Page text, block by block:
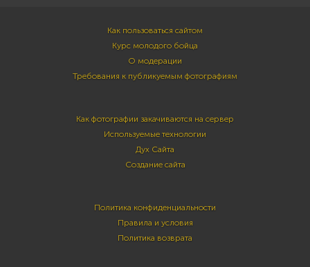
Как пользоваться сайтом
Курс молодого бойца
О модерации
Требования к публикуемым фотографиям
Как фотографии закачиваются на сервер
Используемые технологии
Дух Сайта
Создание сайта
Политика конфиденциальности
Правила и условия
Политика возврата